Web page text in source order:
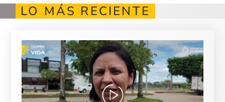
LO MÁS RECIENTE